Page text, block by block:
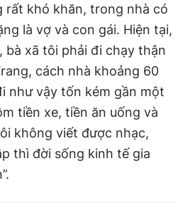
rất khó khăn, trong nhà có
là vợ và con gái. Hiện tại,
bà xã tôi phải đi chạy thận
cách nhà khoảng 60
như vậy tốn kém gần một
tiền xe, tiền ăn uống và
không viết được nhạc,
thì đời sống kinh tế gia